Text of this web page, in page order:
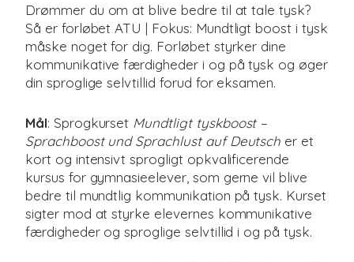
Drømmer du om at blive bedre til at tale tysk?
Så er forløbet ATU | Fokus: Mundtligt boost i tysk
måske noget for dig. Forløbet styrker dine
kommunikative færdigheder i og på tysk og øger
din sproglige selvtillid forud for eksamen.
Mål: Sprogkurset Mundtligt tyskboost –
Sprachboost und Sprachlust auf Deutsch er et
kort og intensivt sprogligt opkvalificerende
kursus for gymnasieelever, som gerne vil blive
bedre til mundtlig kommunikation på tysk. Kurset
sigter mod at styrke elevernes kommunikative
færdigheder og sproglige selvtillid i og på tysk.